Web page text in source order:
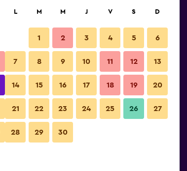
L M M J V S D
1 2 3 4 5 6
7 8 9 10 11 12 13
14 15 16 17 18 19 20
21 22 23 24 25 26 27
28 29 30